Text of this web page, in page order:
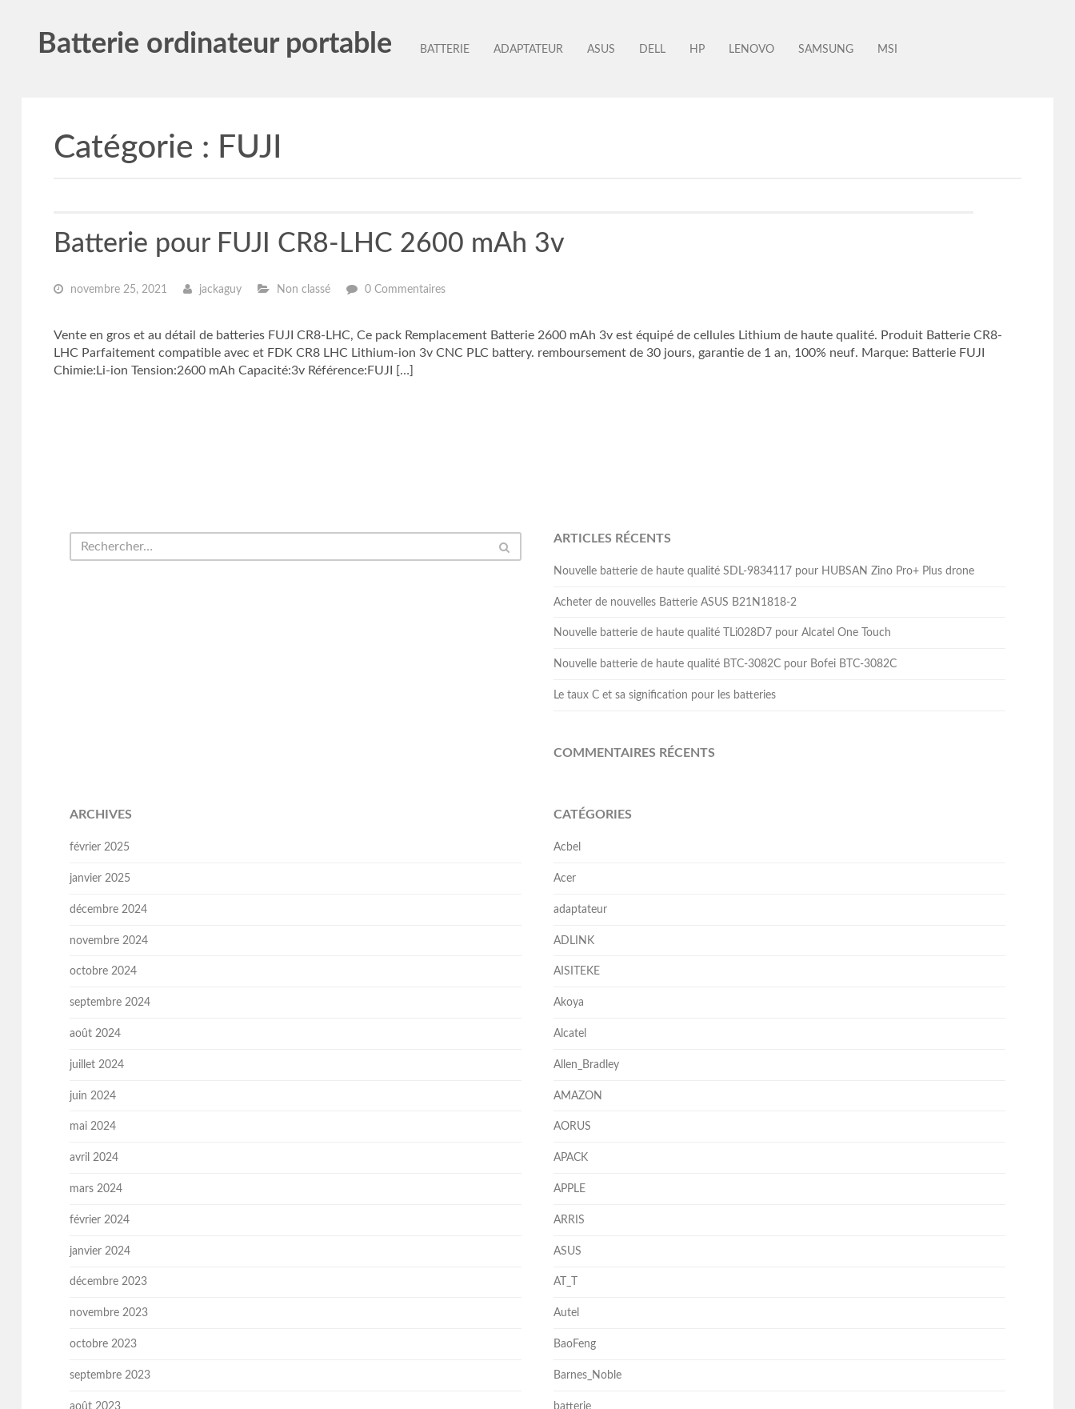
Batterie ordinateur portable BATTERIE ADAPTATEUR ASUS DELL HP LENOVO SAMSUNG MSI
Catégorie : FUJI
Batterie pour FUJI CR8-LHC 2600 mAh 3v
novembre 25, 2021 jackaguy Non classé 0 Commentaires
Vente en gros et au détail de batteries FUJI CR8-LHC, Ce pack Remplacement Batterie 2600 mAh 3v est équipé de cellules Lithium de haute qualité. Produit Batterie CR8-
LHC Parfaitement compatible avec et FDK CR8 LHC Lithium-ion 3v CNC PLC battery. remboursement de 30 jours, garantie de 1 an, 100% neuf. Marque: Batterie FUJI
Chimie:Li-ion Tension:2600 mAh Capacité:3v Référence:FUJI […]
ARTICLES RÉCENTS
Nouvelle batterie de haute qualité SDL-9834117 pour HUBSAN Zino Pro+ Plus drone
Acheter de nouvelles Batterie ASUS B21N1818-2
Nouvelle batterie de haute qualité TLi028D7 pour Alcatel One Touch
Nouvelle batterie de haute qualité BTC-3082C pour Bofei BTC-3082C
Le taux C et sa signification pour les batteries
COMMENTAIRES RÉCENTS
ARCHIVES
février 2025
janvier 2025
décembre 2024
novembre 2024
octobre 2024
septembre 2024
août 2024
juillet 2024
juin 2024
mai 2024
avril 2024
mars 2024
février 2024
janvier 2024
décembre 2023
novembre 2023
octobre 2023
septembre 2023
août 2023
CATÉGORIES
Acbel
Acer
adaptateur
ADLINK
AISITEKE
Akoya
Alcatel
Allen_Bradley
AMAZON
AORUS
APACK
APPLE
ARRIS
ASUS
AT_T
Autel
BaoFeng
Barnes_Noble
batterie